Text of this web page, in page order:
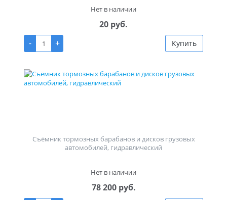
Нет в наличии
20 руб.
-
+ Купить
Съёмник тормозных барабанов и дисков грузовых
автомобилей, гидравлический
Нет в наличии
78 200 руб.